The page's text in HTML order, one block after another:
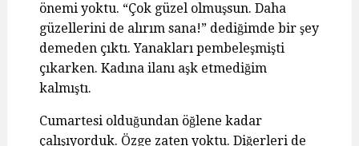
önemi yoktu. “Çok güzel olmuşsun. Daha
güzellerini de alırım sana!” dediğimde bir şey
demeden çıktı. Yanakları pembeleşmişti
çıkarken. Kadına ilanı aşk etmediğim
kalmıştı.
Cumartesi olduğundan öğlene kadar
çalışıyorduk. Özge zaten yoktu. Diğerleri de